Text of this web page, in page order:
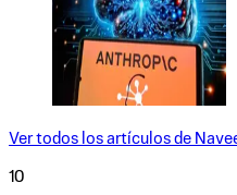
Ver todos los artículos de
10